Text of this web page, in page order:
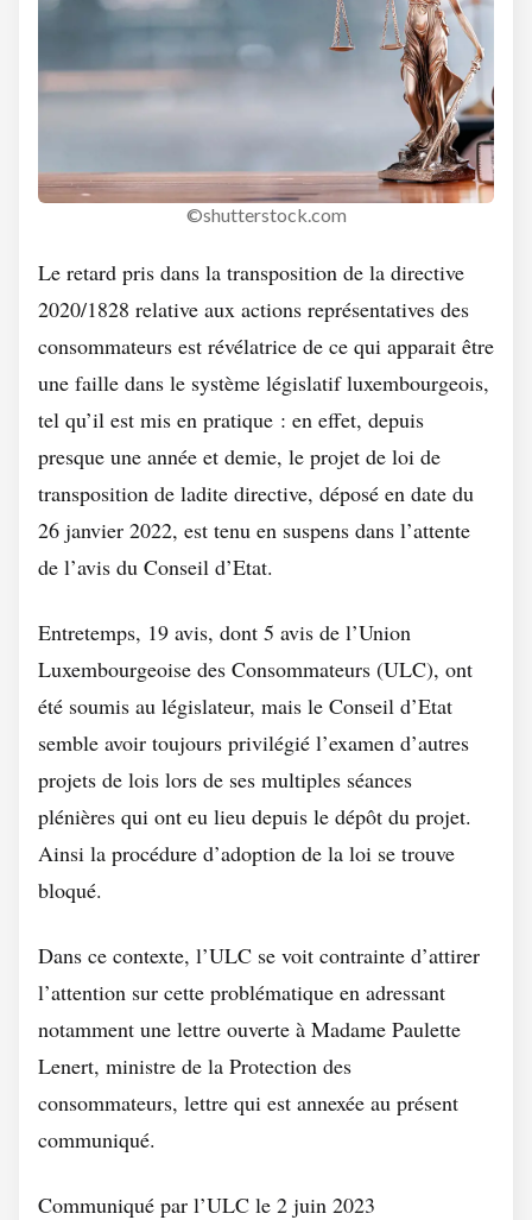
©shutterstock.com
Le retard pris dans la transposition de la directive
2020/1828 relative aux actions représentatives des
consommateurs est révélatrice de ce qui apparait être
une faille dans le système législatif luxembourgeois,
tel qu’il est mis en pratique : en effet, depuis
presque une année et demie, le projet de loi de
transposition de ladite directive, déposé en date du
26 janvier 2022, est tenu en suspens dans l’attente
de l’avis du Conseil d’Etat.
Entretemps, 19 avis, dont 5 avis de l’Union
Luxembourgeoise des Consommateurs (ULC), ont
été soumis au législateur, mais le Conseil d’Etat
semble avoir toujours privilégié l’examen d’autres
projets de lois lors de ses multiples séances
plénières qui ont eu lieu depuis le dépôt du projet.
Ainsi la procédure d’adoption de la loi se trouve
bloqué.
Dans ce contexte, l’ULC se voit contrainte d’attirer
l’attention sur cette problématique en adressant
notamment une lettre ouverte à Madame Paulette
Lenert, ministre de la Protection des
consommateurs, lettre qui est annexée au présent
communiqué.
Communiqué par l’ULC le 2 juin 2023